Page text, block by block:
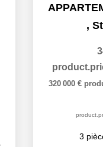
,
320 000 €
3